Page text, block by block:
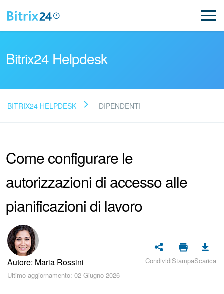
Novità
Supporto Bitrix24
Registrazione e accesso
Piani e pagamento
Sicurezza in Bitrix24
Come iniziare?
Bitrix24 Helpdesk
BITRIX24 HELPDESK DIPENDENTI
Come configurare le
autorizzazioni di accesso alle
pianificazioni di lavoro
Autore: Maria Rossini
Ultimo aggiornamento: 02 Giugno 2026
CondividiStampaScarica